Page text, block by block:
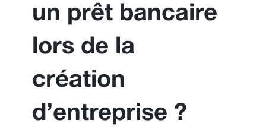
un prêt bancaire
lors de la
création
d’entreprise ?